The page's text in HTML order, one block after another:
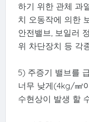
하기 위한 관체 과
치 오동작에 의한
안전밸브, 보일러
위 차단장치 등 각
5) 주증기 밸브를
너무 낮게(4kg/㎟
수현상이 발생 할